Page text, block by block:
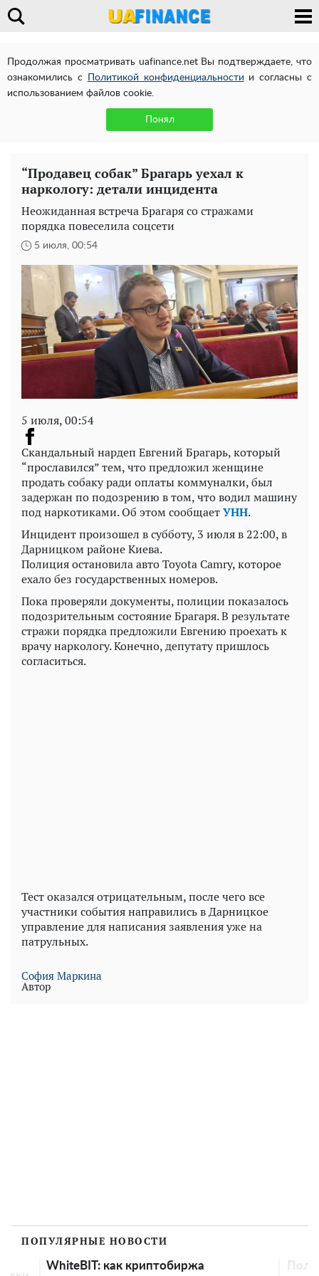
Продолжая просматривать uafinance.net Вы подтверждаете, что
ознакомились с
Политикой конфиденциальности и согласны с
использованием файлов cookie.
Понял
“Продавец собак” Брагарь уехал к
наркологу: детали инцидента
Неожиданная встреча Брагаря со стражами
порядка повеселила соцсети
5 июля, 00:54
5 июля, 00:54
Скандальный нардеп Евгений Брагарь, который
“прославился” тем, что предложил женщине
продать собаку ради оплаты коммуналки, был
задержан по подозрению в том, что водил машину
под наркотиками. Об этом сообщаетУНН.
Инцидент произошел в субботу, 3 июля в 22:00, в
Дарницком районе Киева.
Полиция остановила авто Toyota Camry, которое
ехало без государственных номеров.
Пока проверяли документы, полиции показалось
подозрительным состояние Брагаря. В результате
стражи порядка предложили Евгению проехать к
врачу наркологу. Конечно, депутату пришлось
согласиться.
Тест оказался отрицательным, после чего все
участники события направились в Дарницкое
управление для написания заявления уже на
патрульных.
София Маркина
Автор
ПОПУЛЯРНЫЕ НОВОСТИ
WhiteBIT: как криптобиржа